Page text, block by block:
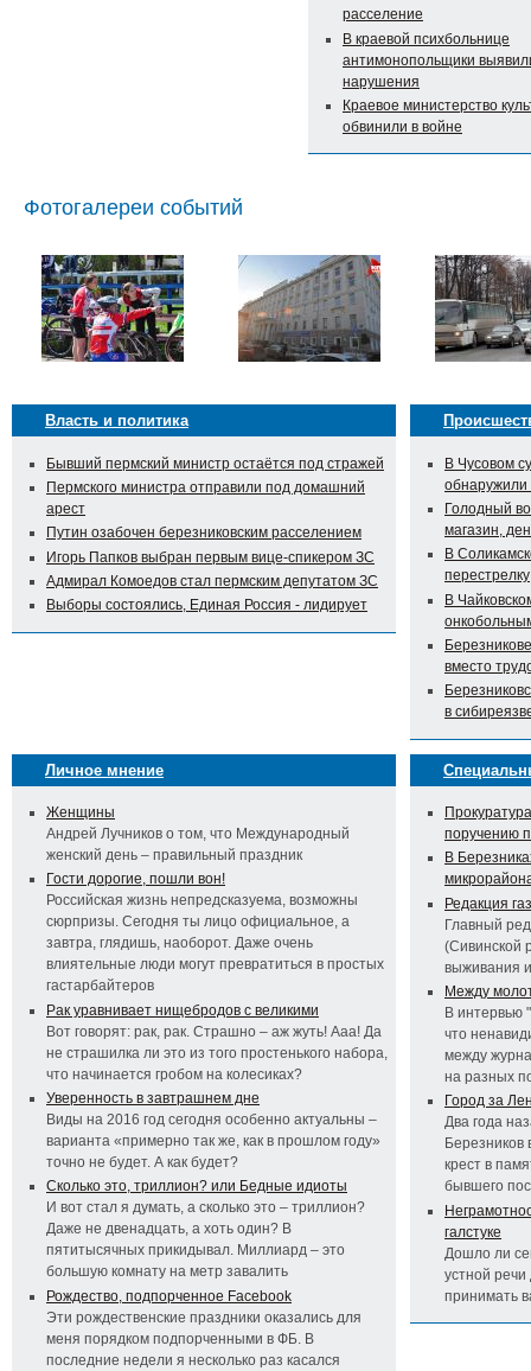
расселение
В краевой психбольнице
антимонопольщики
нарушения
Краевое министерство
обвинили в войне
Фотогалереи событий
Власть и политика
Бывший пермский министр остаётся под стражей
Пермского министра отправили под домашний
арест
Путин озабочен березниковским расселением
Игорь Папков выбран первым вице-спикером ЗС
Адмирал Комоедов стал пермским депутатом ЗС
Выборы состоялись, Единая Россия - лидирует
В Чусовом
Голодный
магазин,
В
перестрелку
В
вместо
в
Личное мнение
Женщины
Андрей Лучников о том, что Международный
женский день – правильный праздник
Гости дорогие, пошли вон!
Российская жизнь непредсказуема, возможны
сюрпризы. Сегодня ты лицо официальное, а
завтра, глядишь, наоборот. Даже очень
влиятельные люди могут превратиться в простых
гастарбайтеров
Рак уравнивает нищебродов с великими
Вот говорят: рак, рак. Страшно – аж жуть! Ааа! Да
не страшилка ли это из того простенького набора,
что начинается гробом на колесиках?
Уверенность в завтрашнем дне
Виды на 2016 год сегодня особенно актуальны –
варианта «примерно так же, как в прошлом году»
точно не будет. А как будет?
Сколько это, триллион? или Бедные идиоты
И вот стал я думать, а сколько это – триллион?
Даже не двенадцать, а хоть один? В
пятитысячных прикидывал. Миллиард – это
большую комнату на метр завалить
Рождество, подпорченное Facebook
Эти рождественские праздники оказались для
меня порядком подпорченными в ФБ. В
последние недели я несколько раз касался
поручению
В
Редакция
Главный
(Сивинской
выживания
Между
В интервью
что
между
на разных
Город за
Два года
Березников
крест в
бывшего
галстуке
Дошло ли
устной речи
принимать